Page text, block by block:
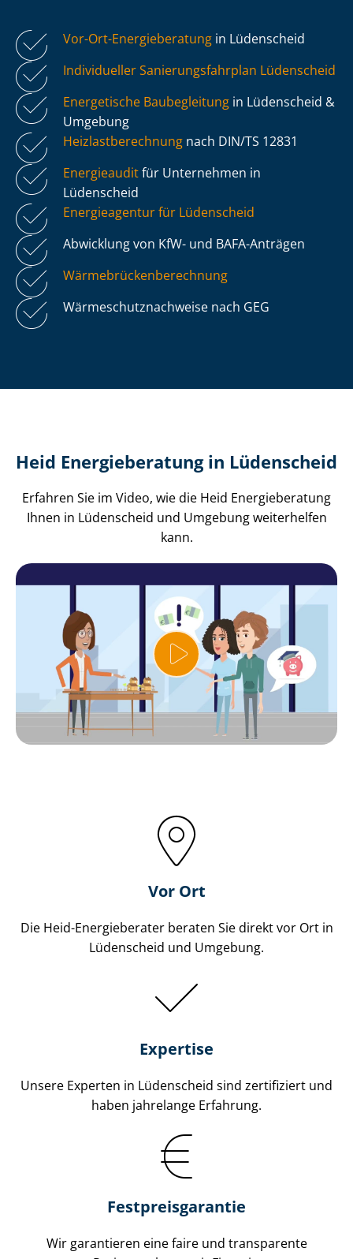
Vor-Ort-Energieberatung in Lüdenscheid
Individueller Sa­nie­rungs­fahr­plan Lüdenscheid
Energetische Baubegleitung in Lüdenscheid &
Umgebung
Heiz­last­be­rech­nung nach DIN/TS 12831
Energieauditfür Unternehmen in
Lüdenscheid
Energieagentur für Lüdenscheid
Abwicklung von KfW- und BAFA-Anträgen
Wär­me­brü­cken­be­rech­nung
Wär­me­schutz­nach­wei­se nach GEG
Heid Energieberatung in Lüdenscheid
Erfahren Sie im Video, wie die Heid Energieberatung
Ihnen in Lüdenscheid und Umgebung weiterhelfen
kann.
Vor Ort
Die Heid-Energieberater beraten Sie direkt vor Ort in
Lüdenscheid und Umgebung.
Expertise
Unsere Experten in Lüdenscheid sind zertifiziert und
haben jahrelange Erfahrung.
Fest­preis­ga­ran­tie
Wir garantieren eine faire und transparente